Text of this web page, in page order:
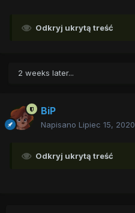
Odkryj ukrytą treść
2 weeks later...
BiP
Napisano Lipiec 15, 2020
Odkryj ukrytą treść